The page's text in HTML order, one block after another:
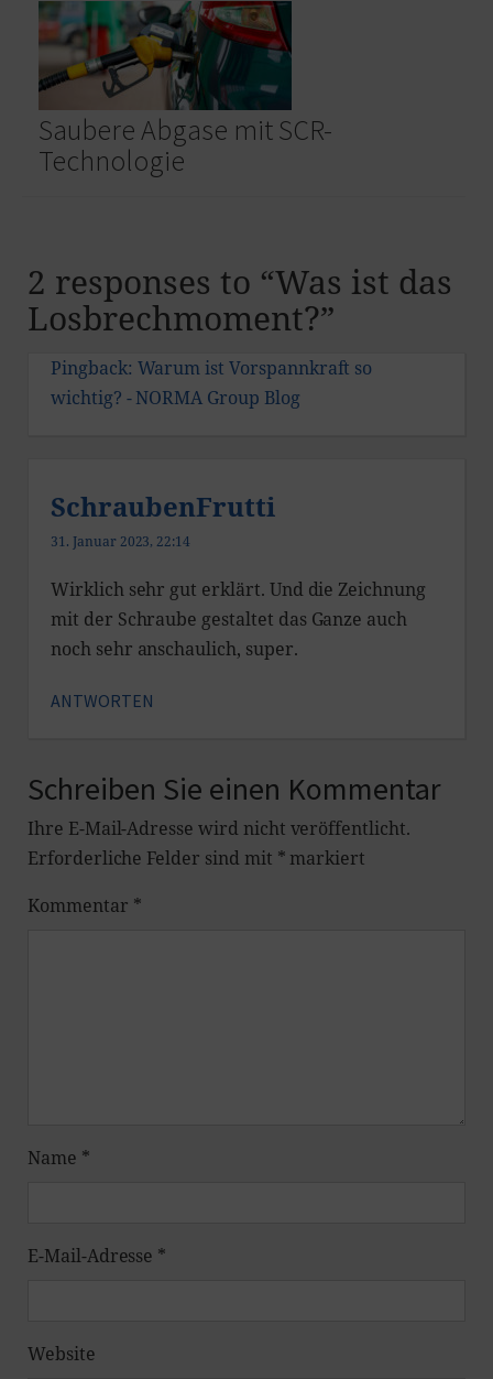
Saubere Abgase mit SCR-
Technologie
2 responses to “Was ist das
Losbrechmoment?”
Pingback: Warum ist Vorspannkraft so
wichtig? - NORMA Group Blog
SchraubenFrutti
31. Januar 2023, 22:14
Wirklich sehr gut erklärt. Und die Zeichnung
mit der Schraube gestaltet das Ganze auch
noch sehr anschaulich, super.
ANTWORTEN
Schreiben Sie einen Kommentar
Ihre E-Mail-Adresse wird nicht veröffentlicht.
Erforderliche Felder sind mit * markiert
Kommentar *
Name *
E-Mail-Adresse *
Website